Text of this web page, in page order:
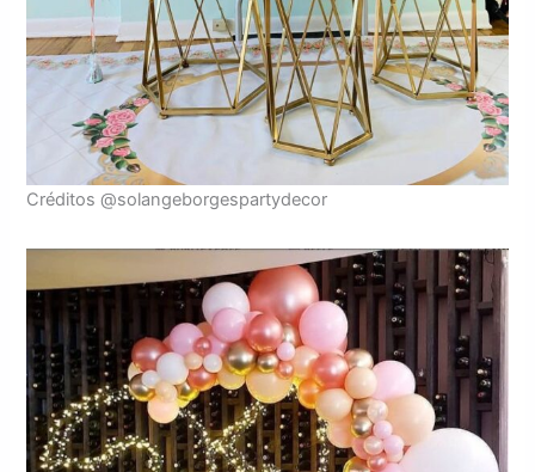
Créditos @solangeborgespartydecor